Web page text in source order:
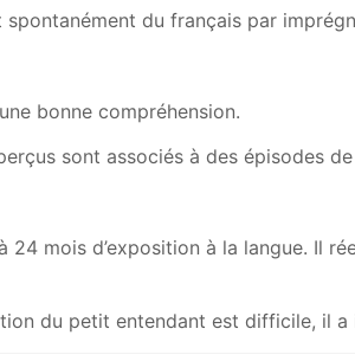
du français par
bonne compréhension.
sont associés à des épisodes
24 mois d’exposition à la langue. Il
du petit entendant est difficile, il